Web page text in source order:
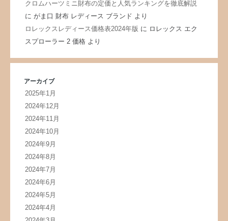
クロムハーツミニ財布の定価と人気ランキングを徹底解説
に がま口 財布 レディース ブランド より
ロレックスレディース価格表2024年版 に ロレックス エク
スプローラー 2 価格より
アーカイブ
2025年1月
2024年12月
2024年11月
2024年10月
2024年9月
2024年8月
2024年7月
2024年6月
2024年5月
2024年4月